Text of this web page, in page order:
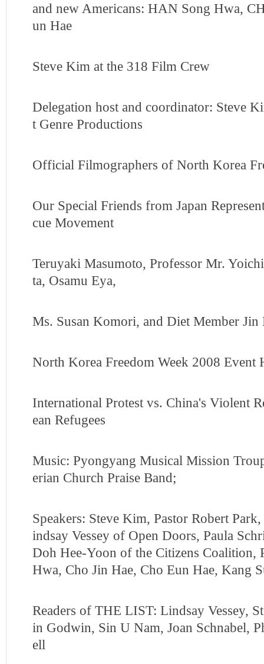
and new Americans: HAN Song Hwa,
un Hae
Steve Kim at the 318 Film Crew
Delegation host and coordinator: Steve
t Genre Productions
Official Filmographers of North Korea
Our Special Friends from Japan
cue Movement
Teruyaki Masumoto, Professor Mr.
ta, Osamu Eya,
Ms. Susan Komori, and Diet Member Jin
North Korea Freedom Week 2008 Event
International Protest vs. China's Violent
ean Refugees
Music: Pyongyang Musical Mission
erian Church Praise Band;
Speakers: Steve Kim, Pastor Robert
indsay Vessey of Open Doors, Paula
Doh Hee-Yoon of the Citizens Coalition,
Hwa, Cho Jin Hae, Cho Eun Hae, Kang
Readers of THE LIST: Lindsay Vessey,
in Godwin, Sin U Nam, Joan Schnabel,
ell